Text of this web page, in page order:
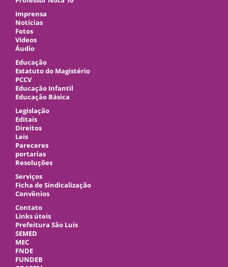
Imprensa
Notícias
Fotos
Vídeos
Áudio
Educação
Estatuto do Magistério
PCCV
Educação Infantil
Educação Básica
Legislação
Editais
Direitos
Leis
Pareceres
portarias
Resoluções
Serviços
Ficha de Sindicalização
Convênios
Contato
Links úteis
Prefeitura São Luís
SEMED
MEC
FNDE
FUNDEB